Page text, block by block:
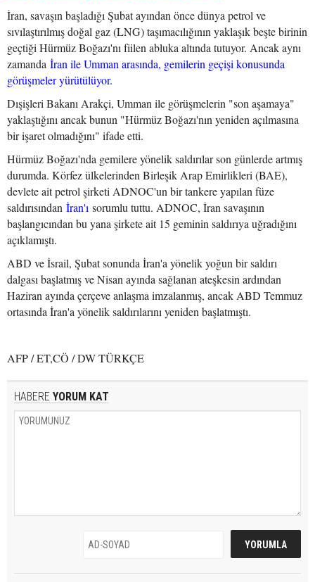
İran, savaşın başladığı Şubat ayından önce dünya petrol ve
sıvılaştırılmış doğal gaz (LNG) taşımacılığının yaklaşık beşte birinin
geçtiği Hürmüz Boğazı'nı fiilen abluka altında tutuyor. Ancak aynı
zamanda İran ile Umman arasında, gemilerin geçişi konusunda
görüşmeler yürütülüyor.
Dışişleri Bakanı Arakçi, Umman ile görüşmelerin "son aşamaya"
yaklaştığını ancak bunun "Hürmüz Boğazı'nın yeniden açılmasına
bir işaret olmadığını" ifade etti.
Hürmüz Boğazı'nda gemilere yönelik saldırılar son günlerde artmış
durumda. Körfez ülkelerinden Birleşik Arap Emirlikleri (BAE),
devlete ait petrol şirketi ADNOC'un bir tankere yapılan füze
saldırısından İran'ı sorumlu tuttu. ADNOC, İran savaşının
başlangıcından bu yana şirkete ait 15 geminin saldırıya uğradığını
açıklamıştı.
ABD ve İsrail, Şubat sonunda İran'a yönelik yoğun bir saldırı
dalgası başlatmış ve Nisan ayında sağlanan ateşkesin ardından
Haziran ayında çerçeve anlaşma imzalanmış, ancak ABD Temmuz
ortasında İran'a yönelik saldırılarını yeniden başlatmıştı.
AFP / ET,CÖ / DW TÜRKÇE
HABERE YORUM KAT